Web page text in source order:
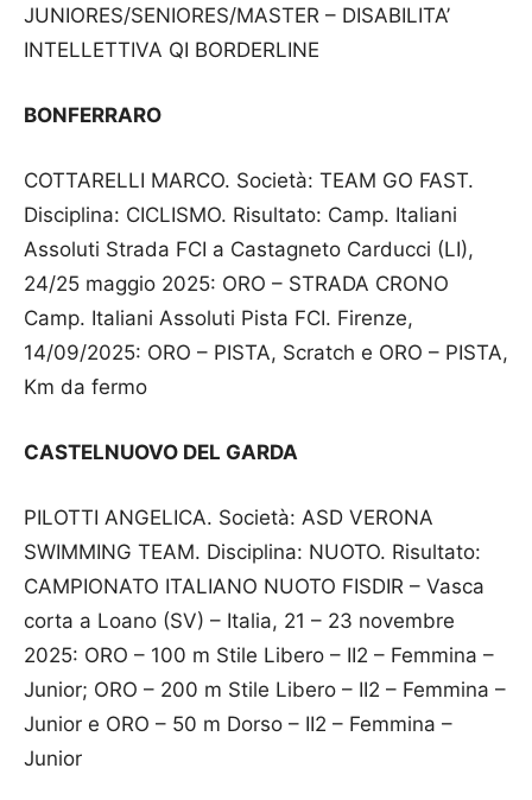
JUNIORES/SENIORES/MASTER – DISABILITA’
INTELLETTIVA QI BORDERLINE
BONFERRARO
COTTARELLI MARCO. Società: TEAM GO FAST.
Disciplina: CICLISMO. Risultato: Camp. Italiani
Assoluti Strada FCI a Castagneto Carducci (LI),
24/25 maggio 2025: ORO – STRADA CRONO
Camp. Italiani Assoluti Pista FCI. Firenze,
14/09/2025: ORO – PISTA, Scratch e ORO – PISTA,
Km da fermo
CASTELNUOVO DEL GARDA
PILOTTI ANGELICA. Società: ASD VERONA
SWIMMING TEAM. Disciplina: NUOTO. Risultato:
CAMPIONATO ITALIANO NUOTO FISDIR – Vasca
corta a Loano (SV) – Italia, 21 – 23 novembre
2025: ORO – 100 m Stile Libero – II2 – Femmina –
Junior; ORO – 200 m Stile Libero – II2 – Femmina –
Junior e ORO – 50 m Dorso – II2 – Femmina –
Junior